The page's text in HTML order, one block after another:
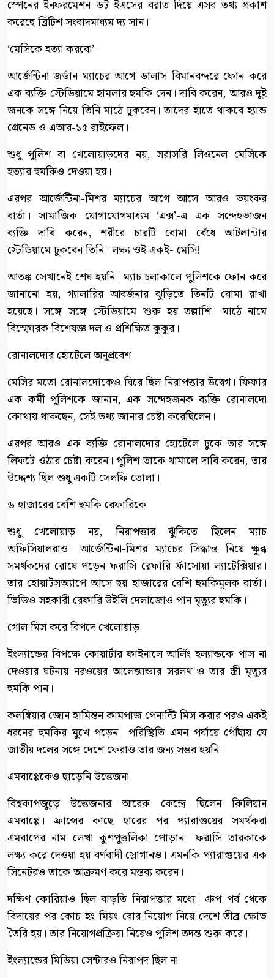
স্পেনের ইনফরমেশন ডট ইএসের বরাত দিয়ে এসব তথ্য প্রকাশ
করেছে ব্রিটিশ সংবাদমাধ্যম দ্য সান।
‘মেসিকে হত্যা করবো’
আর্জেন্টিনা-জর্ডান ম্যাচের আগে ডালাস বিমানবন্দরে ফোন করে
এক ব্যক্তি স্টেডিয়ামে হামলার হুমকি দেন। দাবি করেন, আরও দুই
জনকে সঙ্গে নিয়ে তিনি মাঠে ঢুকবেন। তাদের হাতে থাকবে হ্যান্ড
গ্রেনেড ও এআর-১৫ রাইফেল।
শুধু পুলিশ বা খেলোয়াড়দের নয়, সরাসরি লিওনেল মেসিকে
হত্যার হুমকিও দেওয়া হয়।
এরপর আর্জেন্টিনা-মিশর ম্যাচের আগে আসে আরও ভয়ংকর
বার্তা। সামাজিক যোগাযোগমাধ্যম ‘এক্স’-এ এক সন্দেহভাজন
ব্যক্তি দাবি করেন, শরীরে চারটি বোমা বেঁধে আটলান্টার
স্টেডিয়ামে ঢুকবেন তিনি। লক্ষ্য ওই একই- মেসি!
আতঙ্ক সেখানেই শেষ হয়নি। ম্যাচ চলাকালে পুলিশকে ফোন করে
জানানো হয়, গ্যালারির আবর্জনার ঝুড়িতে তিনটি বোমা রাখা
হয়েছে। সঙ্গে সঙ্গে স্টেডিয়ামে শুরু হয় তল্লাশি। মাঠে নামে
বিস্ফোরক বিশেষজ্ঞ দল ও প্রশিক্ষিত কুকুর।
রোনালদোর হোটেলে অনুপ্রবেশ
মেসির মতো রোনালদোকেও ঘিরে ছিল নিরাপত্তার উদ্বেগ। ফিফার
এক কর্মী পুলিশকে জানান, এক সন্দেহজনক ব্যক্তি রোনালদো
কোথায় থাকছেন, সেই তথ্য জানার চেষ্টা করেছিলেন।
এরপর আরও এক ব্যক্তি রোনালদোর হোটেলে ঢুকে তার সঙ্গে
লিফটে ওঠার চেষ্টা করেন। পুলিশ তাকে থামালে দাবি করেন, তার
উদ্দেশ্য ছিল শুধু একটি সেলফি তোলা।
৬ হাজারের বেশি হুমকি রেফারিকে
শুধু খেলোয়াড় নয়, নিরাপত্তার ঝুঁকিতে ছিলেন ম্যাচ
অফিসিয়ালরাও। আর্জেন্টিনা-মিশর ম্যাচের সিদ্ধান্ত নিয়ে ক্ষুব্ধ
সমর্থকদের রোষে পড়েন ফরাসি রেফারি ফ্রাঁসোয়া ল্যাটেক্সিয়ার।
তার হোয়াটসঅ্যাপে আসে ছয় হাজারের বেশি হুমকিমূলক বার্তা।
ভিডিও সহকারী রেফারি উইলি দেলাজোও পান মৃত্যুর হুমকি।
গোল মিস করে বিপদে খেলোয়াড়
ইংল্যান্ডের বিপক্ষে কোয়ার্টার ফাইনালে আর্লিং হল্যান্ডকে পাস না
দেওয়ার ঘটনায় নরওয়ের আলেক্সান্ডার সরলথ ও তার স্ত্রী মৃত্যুর
হুমকি পান।
কলম্বিয়ার জোন হামিন্তন কামপাজ পেনাল্টি মিস করার পরও একই
ধরনের হুমকির মুখে পড়েন। পরিস্থিতি এমন পর্যায়ে পৌঁছায় যে
জাতীয় দলের সঙ্গে দেশে ফেরাও তার জন্য সম্ভব হয়নি।
এমবাপ্পেকেও ছাড়েনি উত্তেজনা
বিশ্বকাপজুড়ে উত্তেজনার আরেক কেন্দ্রে ছিলেন কিলিয়ান
এমবাপ্পে। ফ্রান্সের কাছে হারের পর প্যারাগুয়ের সমর্থকরা
এমবাপের নাম লেখা কুশপুত্তলিকা পোড়ান। ফরাসি তারকাকে
লক্ষ্য করে দেওয়া হয় বর্ণবাদী স্লোগানও। এমনকি প্যারাগুয়ের এক
সিনেটরও তাকে আক্রমণ করে মন্তব্য করেন।
দক্ষিণ কোরিয়াও ছিল বাড়তি নিরাপত্তার মধ্যে। গ্রুপ পর্ব থেকে
বিদায়ের পর কোচ হং মিয়ং-বোর নিয়োগ নিয়ে দেশে তীব্র ক্ষোভ
তৈরি হয়। তার নিয়োগপ্রক্রিয়া নিয়েও পুলিশ তদন্ত শুরু করে।
ইংল্যান্ডের মিডিয়া সেন্টারও নিরাপদ ছিল না